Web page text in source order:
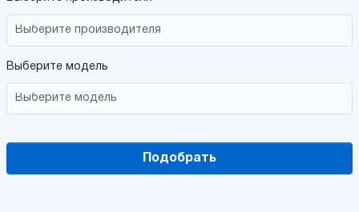
Выберите модель
Подобрать